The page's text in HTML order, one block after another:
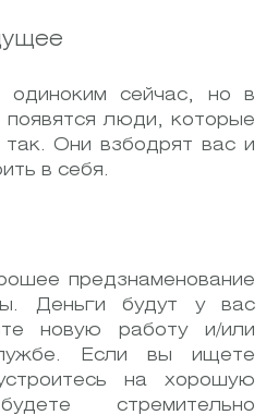
одиноким сейчас, но в
люди, которые
Они взбодрят вас и
в себя.
предзнаменование
Деньги будут у вас
новую работу и/или
Если вы ищете
на хорошую
стремительно